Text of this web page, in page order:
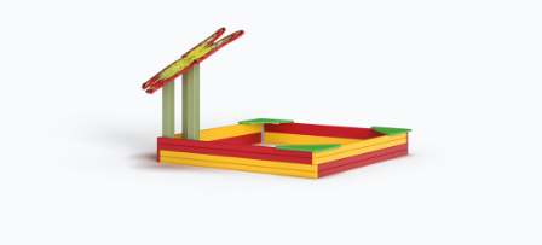
3 категории
4 категории